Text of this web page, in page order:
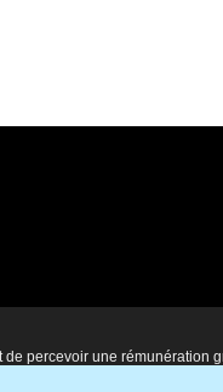
percevoir une rémunération